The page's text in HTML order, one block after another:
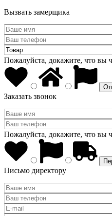
Вызвать замерщика
Пожалуйста, докажите, что вы
Заказать звонок
Пожалуйста, докажите, что вы
Письмо директору